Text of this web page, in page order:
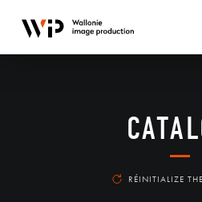
RÉINITIALIZE